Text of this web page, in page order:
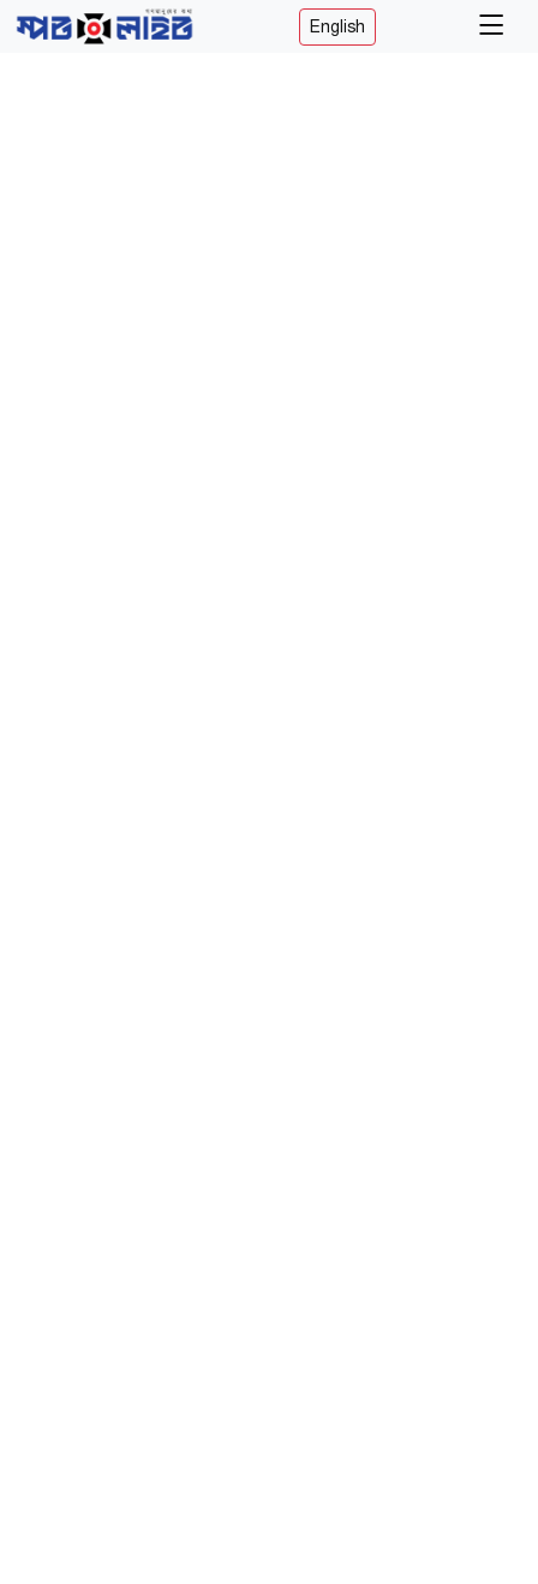
English